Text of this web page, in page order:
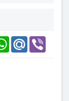
WhatsAppMail.Ru